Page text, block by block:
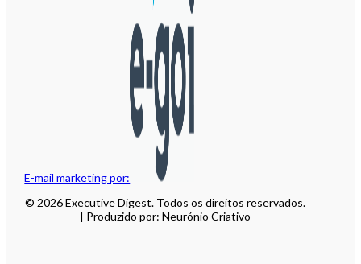
E-mail marketing por:
© 2026 Executive Digest. Todos os direitos reservados.
| Produzido por: Neurónio Criativo